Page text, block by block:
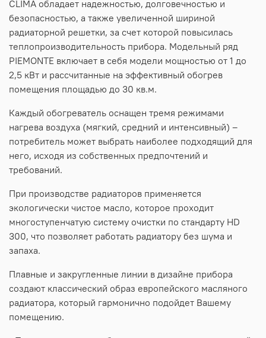
CLIMA обладает надежностью, долговечностью и
безопасностью, а также увеличенной шириной
радиаторной решетки, за счет которой повысилась
теплопроизводительность прибора. Модельный ряд
PIEMONTE включает в себя модели мощностью от 1 до
2,5 кВт и рассчитанные на эффективный обогрев
помещения площадью до 30 кв.м.
Каждый обогреватель оснащен тремя режимами
нагрева воздуха (мягкий, средний и интенсивный) –
потребитель может выбрать наиболее подходящий для
него, исходя из собственных предпочтений и
требований.
При производстве радиаторов применяется
экологически чистое масло, которое проходит
многоступенчатую систему очистки по стандарту HD
300, что позволяет работать радиатору без шума и
запаха.
Плавные и закругленные линии в дизайне прибора
создают классический образ европейского масляного
радиатора, который гармонично подойдет Вашему
помещению.